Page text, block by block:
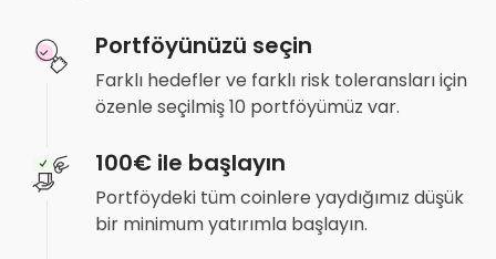
Portföyünüzü seçin
Farklı hedefler ve farklı risk toleransları için
özenle seçilmiş 10 portföyümüz var.
100€ ile başlayın
Portföydeki tüm coinlere yaydığımız düşük
bir minimum yatırımla başlayın.